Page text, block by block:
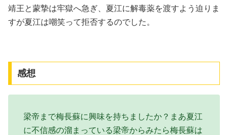
靖王と蒙摯は牢獄へ急ぎ、夏江に解毒薬を渡すよう迫りま
すが夏江は嘲笑って拒否するのでした。
感想
梁帝まで梅長蘇に興味を持ちましたか？まあ夏江
に不信感の溜まっている梁帝からみたら梅長蘇は